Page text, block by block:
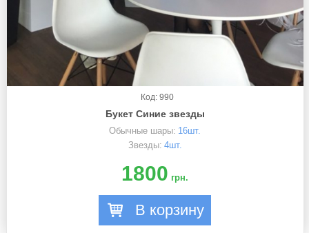
Код: 990
Букет Синие звезды
Обычные шары: 16шт.
Звезды: 4шт.
1800 грн.
В корзину